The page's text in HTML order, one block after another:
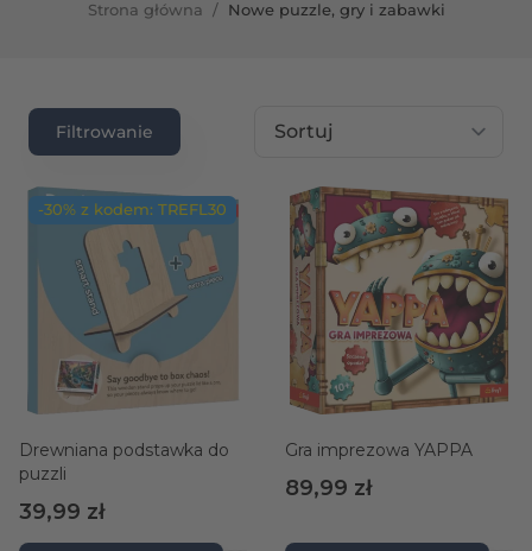
Strona główna / Nowe puzzle, gry i zabawki
maksymalna
Filtrowanie
Sortuj wg
-30% z kodem: TREFL30
Drewniana podstawka do
puzzli
39,99 zł
Gra imprezowa YAPPA
89,99 zł